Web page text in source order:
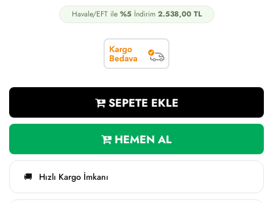
Havale/EFT ile %5İndirim 2.538,00TL
SEPETE EKLE
HEMEN AL
🚚 Hızlı Kargo İmkanı